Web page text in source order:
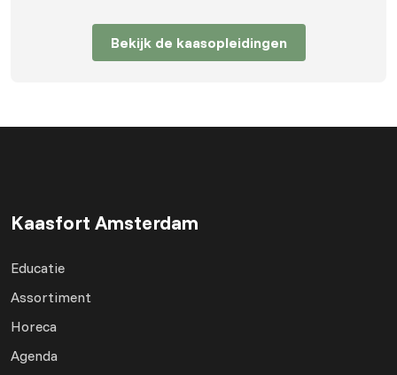
Bekijk de kaasopleidingen
Kaasfort Amsterdam
Educatie
Assortiment
Horeca
Agenda